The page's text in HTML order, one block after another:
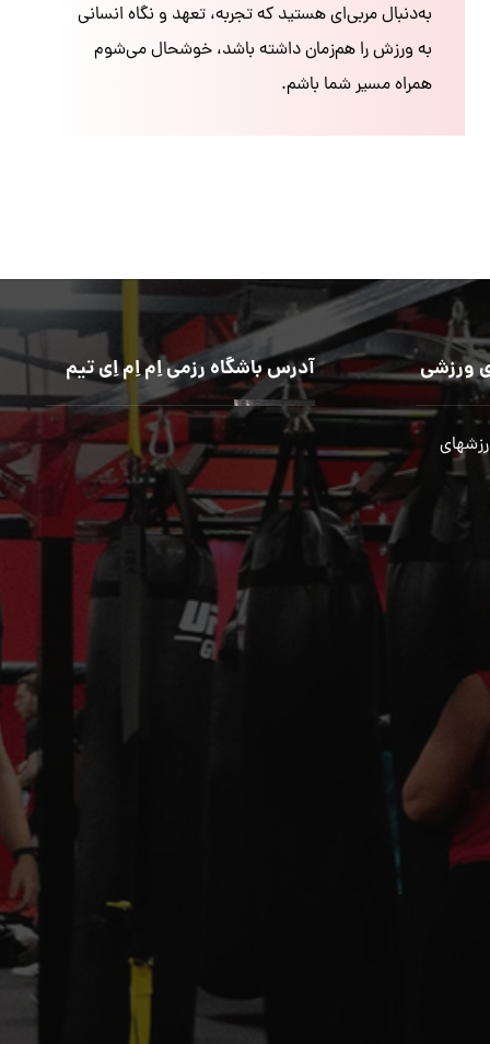
به‌دنبال مربی‌ای هستید که تجربه، تعهد و نگاه انسانی
به ورزش را هم‌زمان داشته باشد، خوشحال می‌شوم
همراه مسیر شما باشم.
ورزشی آدرس باشگاه رزمی اِم اِم اِی تیم